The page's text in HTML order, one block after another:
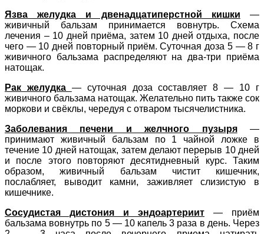
Язва желудка и двенадцатиперстной кишки —
живичный бальзам принимается вовнутрь. Схема
лечения – 10 дней приёма, затем 10 дней отдыха, после
чего — 10 дней повторный приём. Суточная доза 5 — 8 г
живичного бальзама распределяют на два-три приёма
натощак.
Рак желудка — суточная доза составляет 8 — 10 г
живичного бальзама натощак. Желательно пить также сок
моркови и свёклы, чередуя с отваром тысячелистника.
Заболевания печени и желчного пузыря—
принимают живичный бальзам по 1 чайной ложке в
течение 10 дней натощак, затем делают перерыв 10 дней
и после этого повторяют десятидневный курс. Таким
образом, живичный бальзам чистит кишечник,
послабляет, выводит камни, заживляет слизистую в
кишечнике.
Сосудистая дистония и эндоартериит — приём
бальзама вовнутрь по 5 — 10 капель 3 раза в день. Через